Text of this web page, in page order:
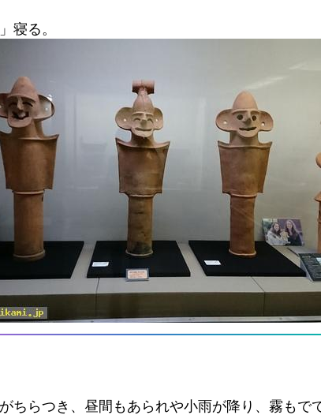
寝る。
らつき、昼間もあられや小雨が降り、霧もで